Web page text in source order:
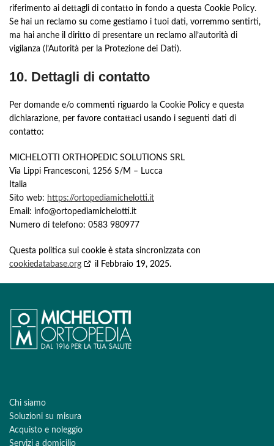
riferimento ai dettagli di contatto in fondo a questa Cookie Policy.
Se hai un reclamo su come gestiamo i tuoi dati, vorremmo sentirti,
ma hai anche il diritto di presentare un reclamo all’autorità di
vigilanza (l’Autorità per la Protezione dei Dati).
10. Dettagli di contatto
Per domande e/o commenti riguardo la Cookie Policy e questa
dichiarazione, per favore contattaci usando i seguenti dati di
contatto:
MICHELOTTI ORTHOPEDIC SOLUTIONS SRL
Via Lippi Francesconi, 1256 S/M – Lucca
Italia
Sito web: https://ortopediamichelotti.it
Email: info@ortopediamichelotti.it
Numero di telefono: 0583 980977
Questa politica sui cookie è stata sincronizzata con
cookiedatabase.org
il Febbraio 19, 2025.
Chi siamo
Soluzioni su misura
Acquisto e noleggio
Servizi a domicilio